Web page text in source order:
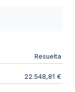
Resuelta
22.548,81 €